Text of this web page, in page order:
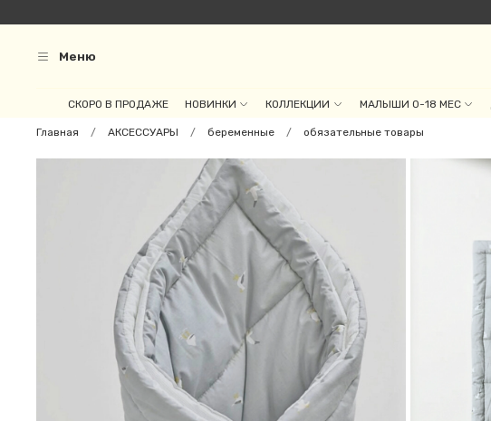
Меню
СКОРО В ПРОДАЖЕ НОВИНКИ КОЛЛЕКЦИИ МАЛЫШИ 0-18 МЕС
Главная АКСЕССУАРЫ беременные обязательные товары